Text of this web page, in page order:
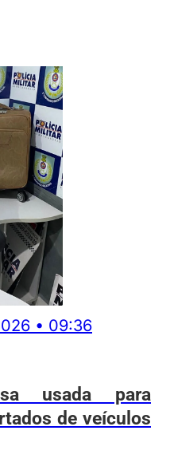
• 09:36
usada para
de veículos